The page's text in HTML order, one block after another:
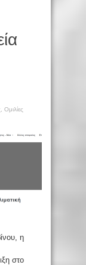
Ομιλίες
η
στο